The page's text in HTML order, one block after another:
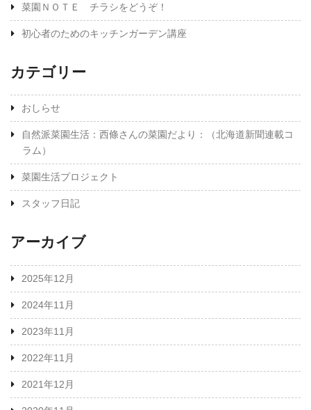
菜園ＮＯＴＥ チラシをどうぞ！
初心者のためのキッチンガーデン講座
カテゴリー
おしらせ
自然派菜園生活：西條さんの菜園だより：（北海道新聞連載コ
ラム）
菜園生活プロジェクト
スタッフ日記
アーカイブ
2025年12月
2024年11月
2023年11月
2022年11月
2021年12月